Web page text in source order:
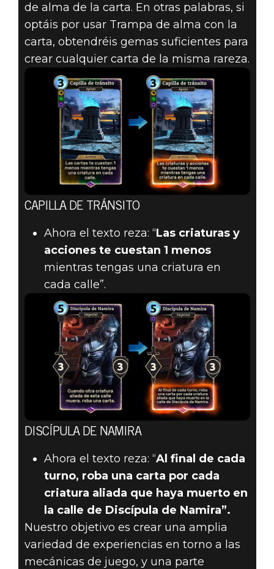
de alma de la carta. En otras palabras, si
optáis por usar Trampa de alma con la
carta, obtendréis gemas suficientes para
crear cualquier carta de la misma rareza.
CAPILLA DE TRÁNSITO
Ahora el texto reza: “Las criaturas y
acciones te cuestan 1 menos
mientras tengas una criatura en
cada calle”.
DISCÍPULA DE NAMIRA
Ahora el texto reza: “Al final de cada
turno, roba una carta por cada
criatura aliada que haya muerto en
la calle de Discípula de Namira”.
Nuestro objetivo es crear una amplia
variedad de experiencias en torno a las
mecánicas de juego, y una parte